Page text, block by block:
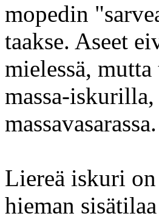
mopedin
taakse. Aseet
mielessä,
massa-
massavasarassa.
Liereä iskuri
hieman